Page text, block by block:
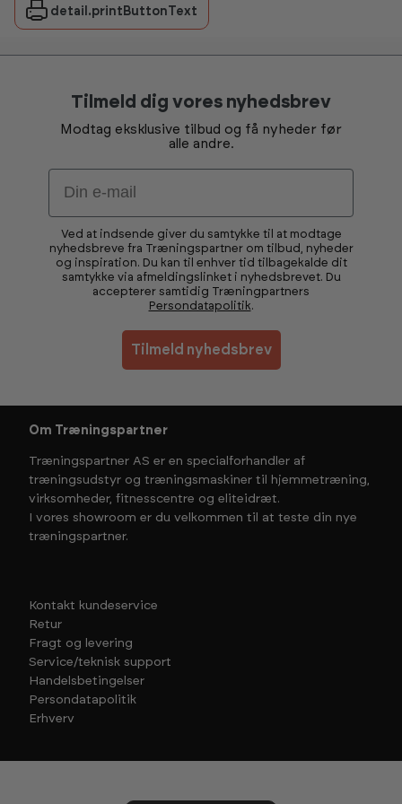
detail.printButtonText
Tilmeld dig vores nyhedsbrev
Modtag eksklusive tilbud og få nyheder før
alle andre.
Email
Ved at indsende giver du samtykke til at modtage
nyhedsbreve fra Træningspartner om tilbud, nyheder
og inspiration. Du kan til enhver tid tilbagekalde dit
samtykke via afmeldingslinket i nyhedsbrevet. Du
accepterer samtidig Træningpartners
Persondatapolitik.
Tilmeld nyhedsbrev
Om Træningspartner
Træningspartner AS er en specialforhandler af
træningsudstyr og træningsmaskiner til hjemmetræning,
virksomheder, fitnesscentre og eliteidræt.
I vores showroom er du velkommen til at teste din nye
træningspartner.
Kontakt kundeservice
Retur
Fragt og levering
Service/teknisk support
Handelsbetingelser
Persondatapolitik
Erhverv